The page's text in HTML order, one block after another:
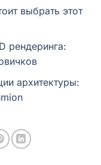
выбрать этот
рендеринга:
архитектуры: